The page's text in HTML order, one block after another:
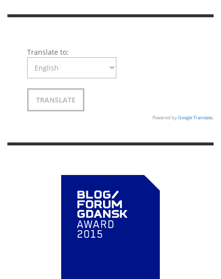
Translate to:
Powered byGoogle Translate.